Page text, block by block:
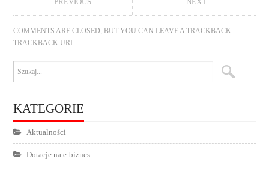
COMMENTS ARE CLOSED, BUT YOU CAN LEAVE A TRACKBACK:
TRACKBACK URL
KATEGORIE
Aktualności
Dotacje na e-biznes